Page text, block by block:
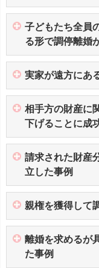
子どもたち全員
る形で調停離婚
実家が遠方にあ
相手方の財産に
下げることに成
請求された財産
立した事例
親権を獲得して
離婚を求めるが
た事例